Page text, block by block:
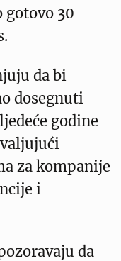
gotovo 30
da bi
dosegnuti
godine
za kompanije
i
da